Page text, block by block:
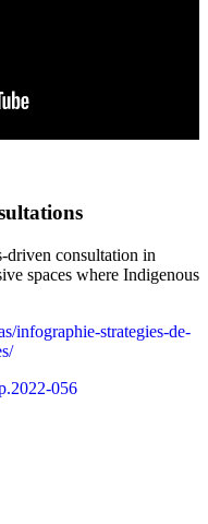
driven consultation in
spaces where Indigenous
infographie-strategies-de-
056